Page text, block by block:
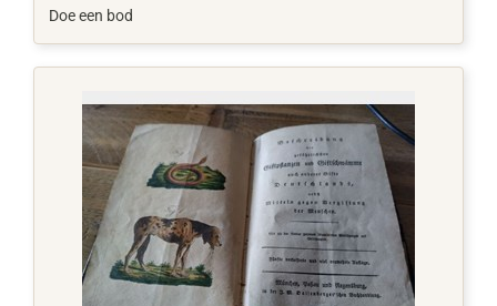
Doe een bod